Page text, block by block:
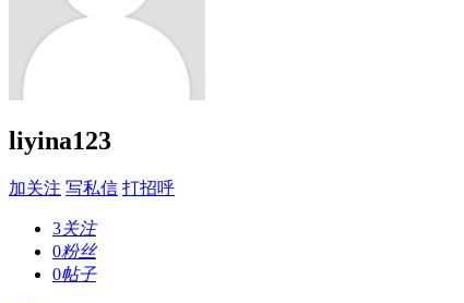
liyina123
加关注 写私信 打招呼
3关注
0粉丝
0帖子